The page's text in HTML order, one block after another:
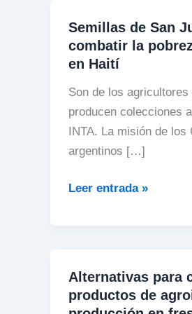
Semillas de San
combatir la
en Haití
Son de los agricultores
producen colecciones
INTA. La misión de los
argentinos […]
Semillas
de
San
Juan,
para
combatir
yLeer entrada »
Alternativas para
productos de
Alternativas
para